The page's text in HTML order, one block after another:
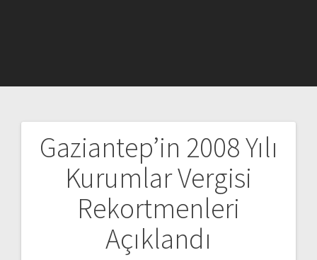
Gaziantep’in 2008 Yılı
Kurumlar Vergisi
Rekortmenleri
Açıklandı
Yazı
gezinmesi